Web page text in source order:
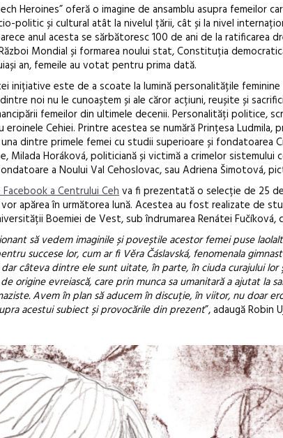
Heroines” oferă o imagine de ansamblu asupra femeilor
politic și cultural atât la nivelul țării, cât și la nivel
anul acesta se sărbătoresc 100 de ani de la ratificarea
Mondial și formarea noului stat, Constituția
an, femeile au votat pentru prima dată.
inițiative este de a scoate la lumină personalitățile
noi nu le cunoaștem și ale căror acțiuni, reușite și
femeilor din ultimele decenii. Personalități politice,
eroinele Cehiei. Printre acestea se numără Prințesa
dintre primele femei cu studii superioare și fondatoarea
Milada Horáková, politiciană și victimă a crimelor sistemului
a Noului Val Cehoslovac, sau Adriena Šimotová,
a Centrului Cehva fi prezentată o selecție de 25
apărea în următorea lună. Acestea au fost realizate de
Boemiei de Vest, sub îndrumarea Renátei Fučíková,
să vedem imaginile și poveștile acestor femei puse
succese lor, cum ar fi Věra Čáslavská, fenomenala
câteva dintre ele sunt uitate, în parte, în ciuda curajului
origine evreiască, care prin munca sa umanitară a ajutat la
Avem în plan să aducem în discuție, în viitor, nu doar
acestui subiect și provocările din prezent”, adaugă Robin